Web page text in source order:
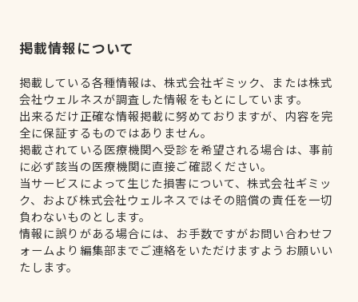
掲載情報について
掲載している各種情報は、株式会社ギミック、または株式
会社ウェルネスが調査した情報をもとにしています。
出来るだけ正確な情報掲載に努めておりますが、内容を完
全に保証するものではありません。
掲載されている医療機関へ受診を希望される場合は、事前
に必ず該当の医療機関に直接ご確認ください。
当サービスによって生じた損害について、株式会社ギミッ
ク、および株式会社ウェルネスではその賠償の責任を一切
負わないものとします。
情報に誤りがある場合には、お手数ですがお問い合わせフ
ォームより編集部までご連絡をいただけますようお願いい
たします。